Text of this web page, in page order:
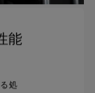
能
処